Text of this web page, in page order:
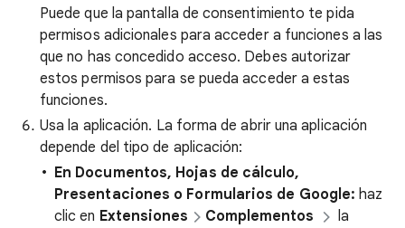
Puede que la pantalla de consentimiento te pida
permisos adicionales para acceder a funciones a las
que no has concedido acceso. Debes autorizar
estos permisos para se pueda acceder a estas
funciones.
Usa la aplicación. La forma de abrir una aplicación
depende del tipo de aplicación:
En Documentos, Hojas de cálculo,
Presentaciones o Formularios de Google:haz
clic en Extensiones Complementos
la